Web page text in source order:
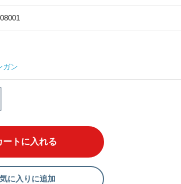
ガン
ートに入れる
に入りに追加